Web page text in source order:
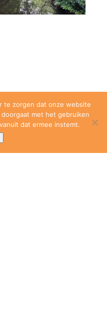
te zorgen dat onze website
met het gebruiken
dat ermee instemt.